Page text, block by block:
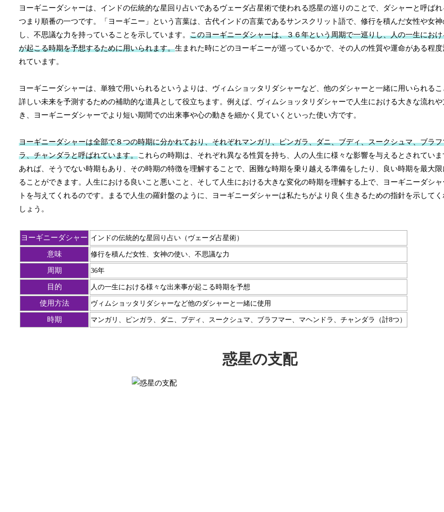
ヨーギニーダシャーは、インドの伝統的な星回り占いであるヴェーダ占星術で使われる惑星の巡りのことで、ダシャーと呼ばれ
つまり順番の一つです。「ヨーギニー」という言葉は、古代インドの言葉であるサンスクリット語で、修行を積んだ女性や女
し、不思議な力を持っていることを示しています。 このヨーギニーダシャーは、３６年という周期で一巡りし、人の一生にお
が起こる時期を予想するために用いられます。生まれた時にどのヨーギニーが巡っているかで、その人の性質や運命がある程
れています。
ヨーギニーダシャーは、単独で用いられるというよりは、ヴィムショッタリダシャーなど、他のダシャーと一緒に用いられるこ
詳しい未来を予測するための補助的な道具として役立ちます。例えば、ヴィムショッタリダシャーで人生における大きな流れ
き、ヨーギニーダシャーでより短い期間での出来事や心の動きを細かく見ていくといった使い方です。
ヨーギニーダシャーは全部で８つの時期に分かれており、それぞれマンガリ、ピンガラ、ダニ、ブディ、スークシュマ、ブラ
ラ、チャンダラと呼ばれています。これらの時期は、それぞれ異なる性質を持ち、人の人生に様々な影響を与えるとされてい
あれば、そうでない時期もあり、その時期の特徴を理解することで、困難な時期を乗り越える準備をしたり、良い時期を最大
ることができます。人生における良いこと悪いこと、そして人生における大きな変化の時期を理解する上で、ヨーギニーダシ
トを与えてくれるのです。まるで人生の羅針盤のように、ヨーギニーダシャーは私たちがより良く生きるための指針を示して
しょう。
ヨーギニーダシャー インドの伝統的な星回り占い（ヴェーダ占星術）
意味 修行を積んだ女性、女神の使い、不思議な力
周期 36年
目的 人の一生における様々な出来事が起こる時期を予想
使用方法 ヴィムショッタリダシャーなど他のダシャーと一緒に使用
時期 マンガリ、ピンガラ、ダニ、ブディ、スークシュマ、ブラフマー、マヘンドラ、チャンダラ（計8つ）
惑星の支配